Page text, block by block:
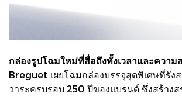
กล่องรูปโฉมใหม่ที่สื่อถึงทั้งเวลาและความ
Breguet เผยโฉมกล่องบรรจุสุดพิเศษที่รัง
วาระครบรอบ 250 ปีของแบรนด์ ซึ่งสร้าง